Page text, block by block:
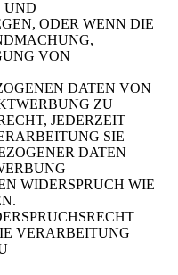
UND
ODER WENN DIE
VON
DATEN VON
ZU
JEDERZEIT
SIE
DATEN
WIDERSPRUCH WIE
VERARBEITUNG